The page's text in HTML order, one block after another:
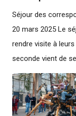
Séjour des
20 mars 2025 Le
rendre visite à
seconde vient de